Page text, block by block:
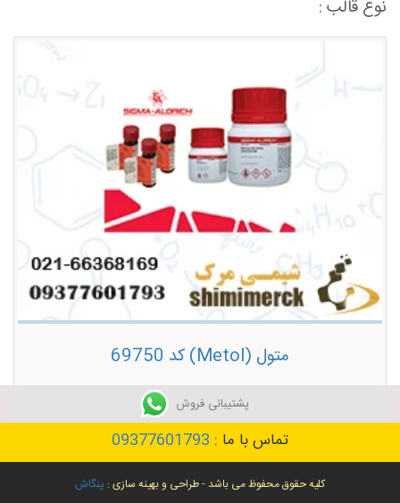
نوع قالب :
متول (Metol) کد 69750
توضیحات بیشتر
تماس با ما : 09377601793
کلیه حقوق محفوظ می باشد - طراحی و بهینه سازی : پنگاش
پشتیبانی فروش